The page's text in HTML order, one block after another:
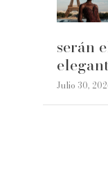
serán
Julio 30,